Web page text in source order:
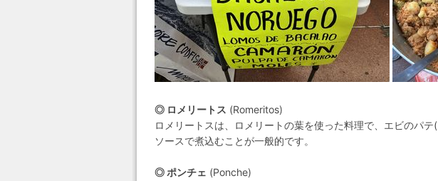
◎ ロメリートス (Romeritos)
ロメリートスは、ロメリートの葉を使った料理で、エビのパ
ソースで煮込むことが一般的です。
◎ ポンチェ (Ponche)